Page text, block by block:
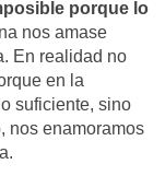
porque lo
nos amase
En realidad no
en la
suficiente, sino
nos enamoramos